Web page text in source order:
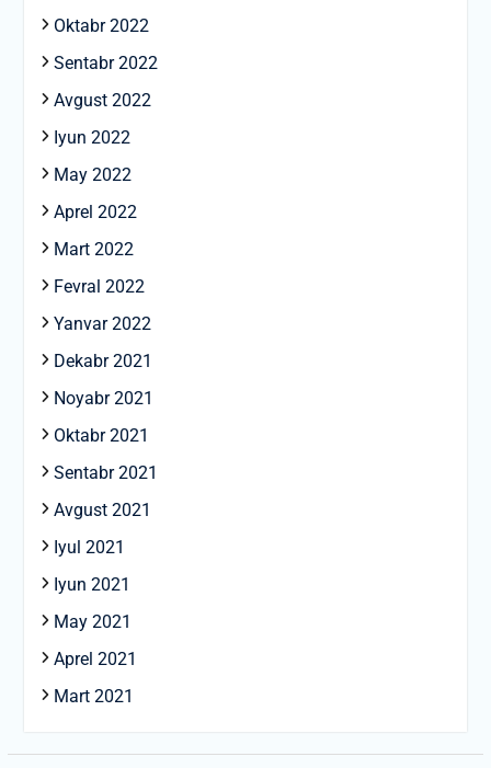
Oktabr 2022
Sentabr 2022
Avgust 2022
Iyun 2022
May 2022
Aprel 2022
Mart 2022
Fevral 2022
Yanvar 2022
Dekabr 2021
Noyabr 2021
Oktabr 2021
Sentabr 2021
Avgust 2021
Iyul 2021
Iyun 2021
May 2021
Aprel 2021
Mart 2021